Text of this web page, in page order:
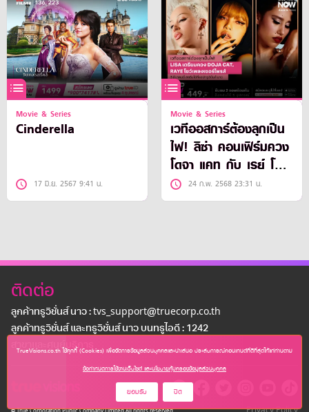
Movie & Series
Cinderella
17 มิ.ย. 2567 9:41 น.
Movie & Series
เวทีออสการ์ต้องลุกเป็น
ไฟ! ลิซ่า คอนเฟิร์มควง
โดจา แคท กับ เรย์ โชว์
เพลงเซอร์ไพรส์บนเวที
ออสการ์ 3 มีนาคมนี้
24 ก.พ. 2568 23:31 น.
ติดต่อ
ลูกค้าทรูวิชั่นส์ นาว : tvs_support@truecorp.co.th
ลูกค้าทรูวิชั่นส์ และทรูวิชั่นส์ นาว บนทรูไอดี : 1242
สาขาเเละศูนย์บริการ
TrueVisions.co.th ใช้คุกกี้ (Cookies) เพื่อจัดการข้อมูลส่วนบุคคลและนำเสนอ ประสบการณ์คอนเทนต์ที่ดีที่สุดให้แก่ท่านตาม
ข้อกำหนดการใช้งานเว็บไซต์ และนโยบายคุ้มครองข้อมูลส่วนบุคคล
ยอมรับ ปิด